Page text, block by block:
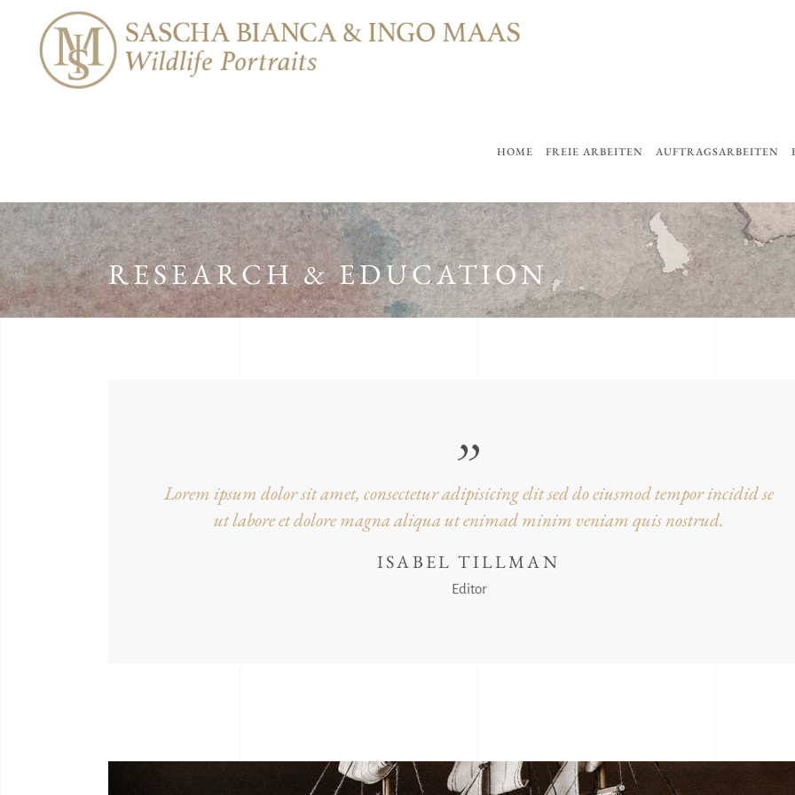
HOME FREIE ARBEITEN AUFTRAGSARBEITEN
RESEARCH & EDUCATION
Lorem ipsum dolor sit amet, consectetur adipisicing elit sed do eiusmod tempor incidid se
ut labore et dolore magna aliqua ut enimad minim veniam quis nostrud.
ISABEL TILLMAN
Editor